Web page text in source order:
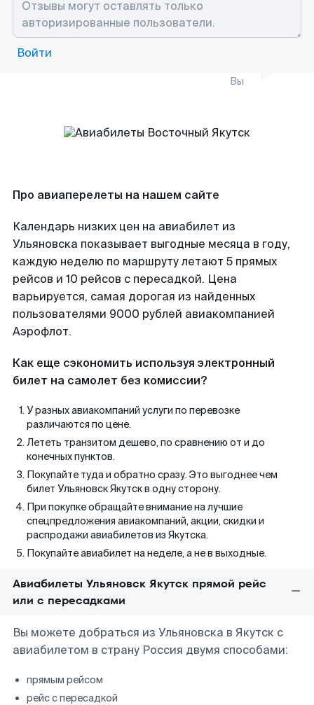
Войти
Вы
Про авиаперелеты на нашем сайте
Календарь низких цен на авиабилет из
Ульяновска показывает выгодные месяца в году,
каждую неделю по маршруту летают 5 прямых
рейсов и 10 рейсов с пересадкой. Цена
варьируется, самая дорогая из найденных
пользователями 9000 рублей авиакомпанией
Аэрофлот.
Как еще сэкономить используя электронный
билет на самолет без комиссии?
У разных авиакомпаний услуги по перевозке
различаются по цене.
Лететь транзитом дешево, по сравнению от и до
конечных пунктов.
Покупайте туда и обратно сразу. Это выгоднее чем
билет Ульяновск Якутск в одну сторону.
При покупке обращайте внимание на лучшие
спецпредложения авиакомпаний, акции, скидки и
распродажи авиабилетов из Якутска.
Покупайте авиабилет на неделе, а не в выходные.
Авиабилеты Ульяновск Якутск прямой рейс
или с пересадками
Вы можете добраться из Ульяновска в Якутск с
авиабилетом в страну Россия двумя способами:
прямым рейсом
рейс с пересадкой